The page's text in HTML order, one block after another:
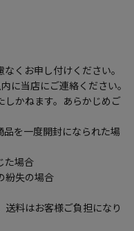
くお申し付けください。
に当店にご連絡ください。
かねます。あらかじめご
を一度開封になられた場
た場合
紛失の場合
料はお客様ご負担になり